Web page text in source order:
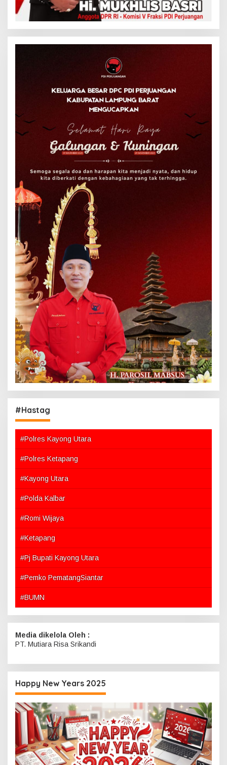
#Hastag
#Polres Kayong Utara
#Polres Ketapang
#Kayong Utara
#Polda Kalbar
#Romi Wijaya
#Ketapang
#Pj Bupati Kayong Utara
#Pemko PematangSiantar
#BUMN
Media dikelola Oleh :
PT. Mutiara Risa Srikandi
Happy New Years 2025